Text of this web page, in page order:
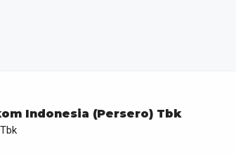
Indonesia (Persero) Tbk